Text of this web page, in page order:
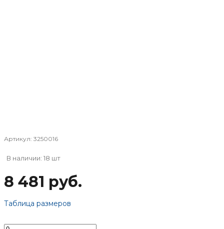
Артикул: 3250016
В наличии: 18 шт
8 481 руб.
Таблица размеров